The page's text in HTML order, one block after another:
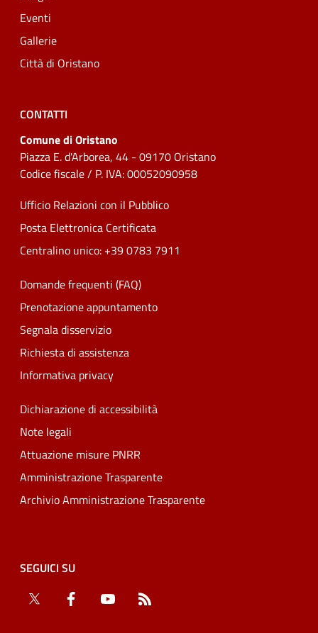
Eventi
Gallerie
Città di Oristano
CONTATTI
Comune di Oristano
Piazza E. d'Arborea, 44 - 09170 Oristano
Codice fiscale / P. IVA: 00052090958
Ufficio Relazioni con il Pubblico
Posta Elettronica Certificata
Centralino unico: +39 0783 7911
Domande frequenti (FAQ)
Prenotazione appuntamento
Segnala disservizio
Richiesta di assistenza
Informativa privacy
Dichiarazione di accessibilità
Note legali
Attuazione misure PNRR
Amministrazione Trasparente
Archivio Amministrazione Trasparente
SEGUICI SU
Twitter
Facebook YouTube